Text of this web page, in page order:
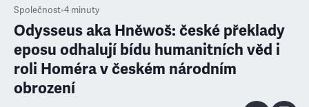
Společnost•4 minuty
Odysseus aka Hněwoš: české překlady
eposu odhalují bídu humanitních věd i
roli Homéra v českém národním
obrození